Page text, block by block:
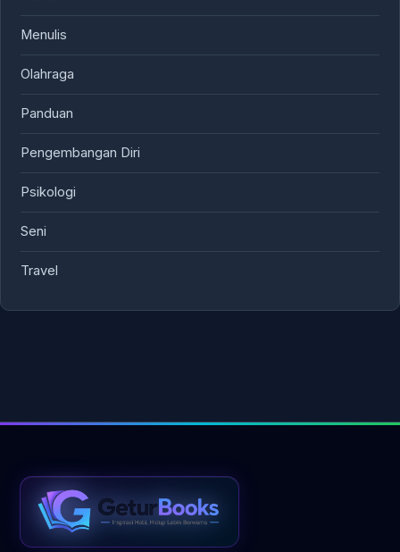
Menulis
Olahraga
Panduan
Pengembangan Diri
Psikologi
Seni
Travel